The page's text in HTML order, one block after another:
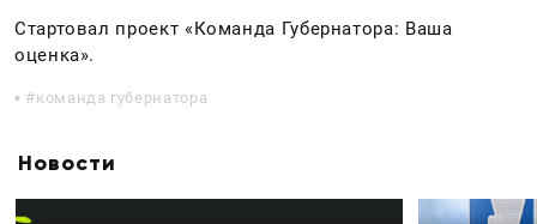
Стартовал проект «Команда Губернатора: Ваша
оценка».
команда губернатора
Новости